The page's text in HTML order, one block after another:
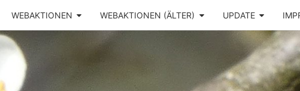
WEBAKTIONEN WEBAKTIONEN (ÄLTER) UPDATE